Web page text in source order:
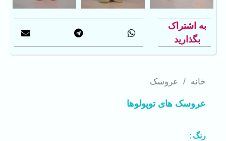
خانه / عروسک
عروسک های توپولوها
رنگ
به اشتراک
بگذارید